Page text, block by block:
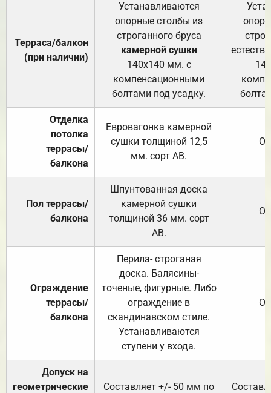
Терраса/балкон
(при наличии)
Устанавливаются
опорные столбы из
строганного бруса
камерной сушки
140х140 мм. с
компенсационными
болтами под усадку.
Отделка
потолка
террасы/
балкона
Евровагонка камерной
сушки толщиной 12,5
мм. сорт АВ.
Пол террасы/
балкона
Шпунтованная доска
камерной сушки
толщиной 36 мм. сорт
АВ.
Ограждение
террасы/
балкона
Перила- строганая
доска. Балясины-
точеные, фигурные. Либо
ограждение в
скандинавском стиле.
Устанавливаются
ступени у входа.
Допуск на
геометрические
Составляет +/- 50 мм по